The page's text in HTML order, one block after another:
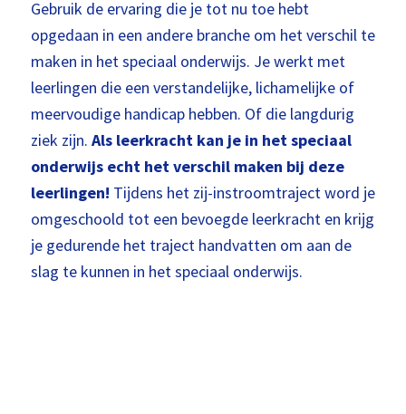
Gebruik de ervaring die je tot nu toe hebt
opgedaan in een andere branche om het verschil te
maken in het speciaal onderwijs. Je werkt met
leerlingen die een verstandelijke, lichamelijke of
meervoudige handicap hebben. Of die langdurig
ziek zijn. Als leerkracht kan je in het speciaal
onderwijs echt het verschil maken bij deze
leerlingen! Tijdens het zij-instroomtraject word je
omgeschoold tot een bevoegde leerkracht en krijg
je gedurende het traject handvatten om aan de
slag te kunnen in het speciaal onderwijs.